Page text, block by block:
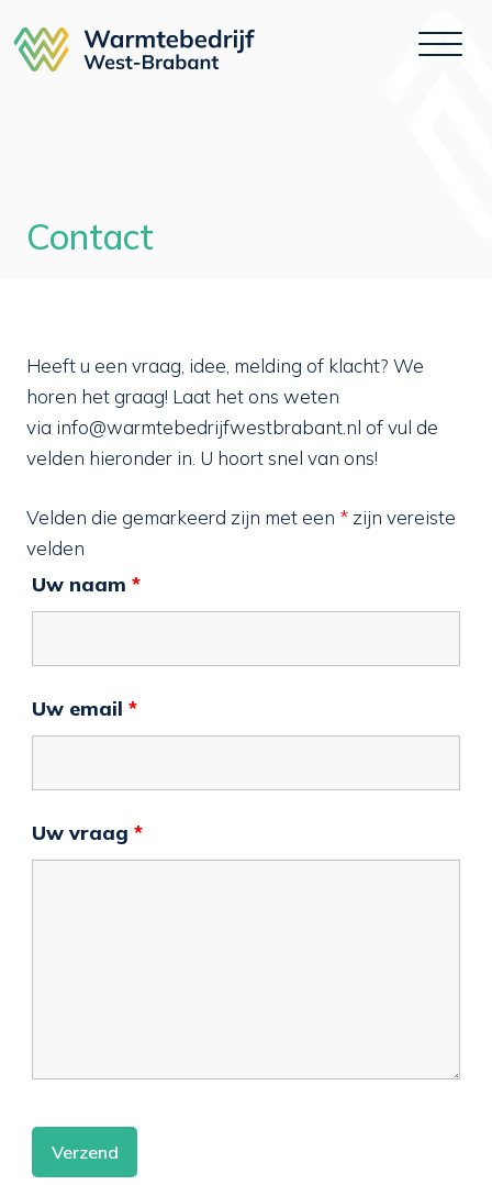
to
content
Contact
Heeft u een vraag, idee, melding of klacht? We
horen het graag! Laat het ons weten
via info@warmtebedrijfwestbrabant.nl of vul de
velden hieronder in. U hoort snel van ons!
Velden die gemarkeerd zijn met een * zijn vereiste
velden
Uw naam *
Uw email *
Uw vraag *